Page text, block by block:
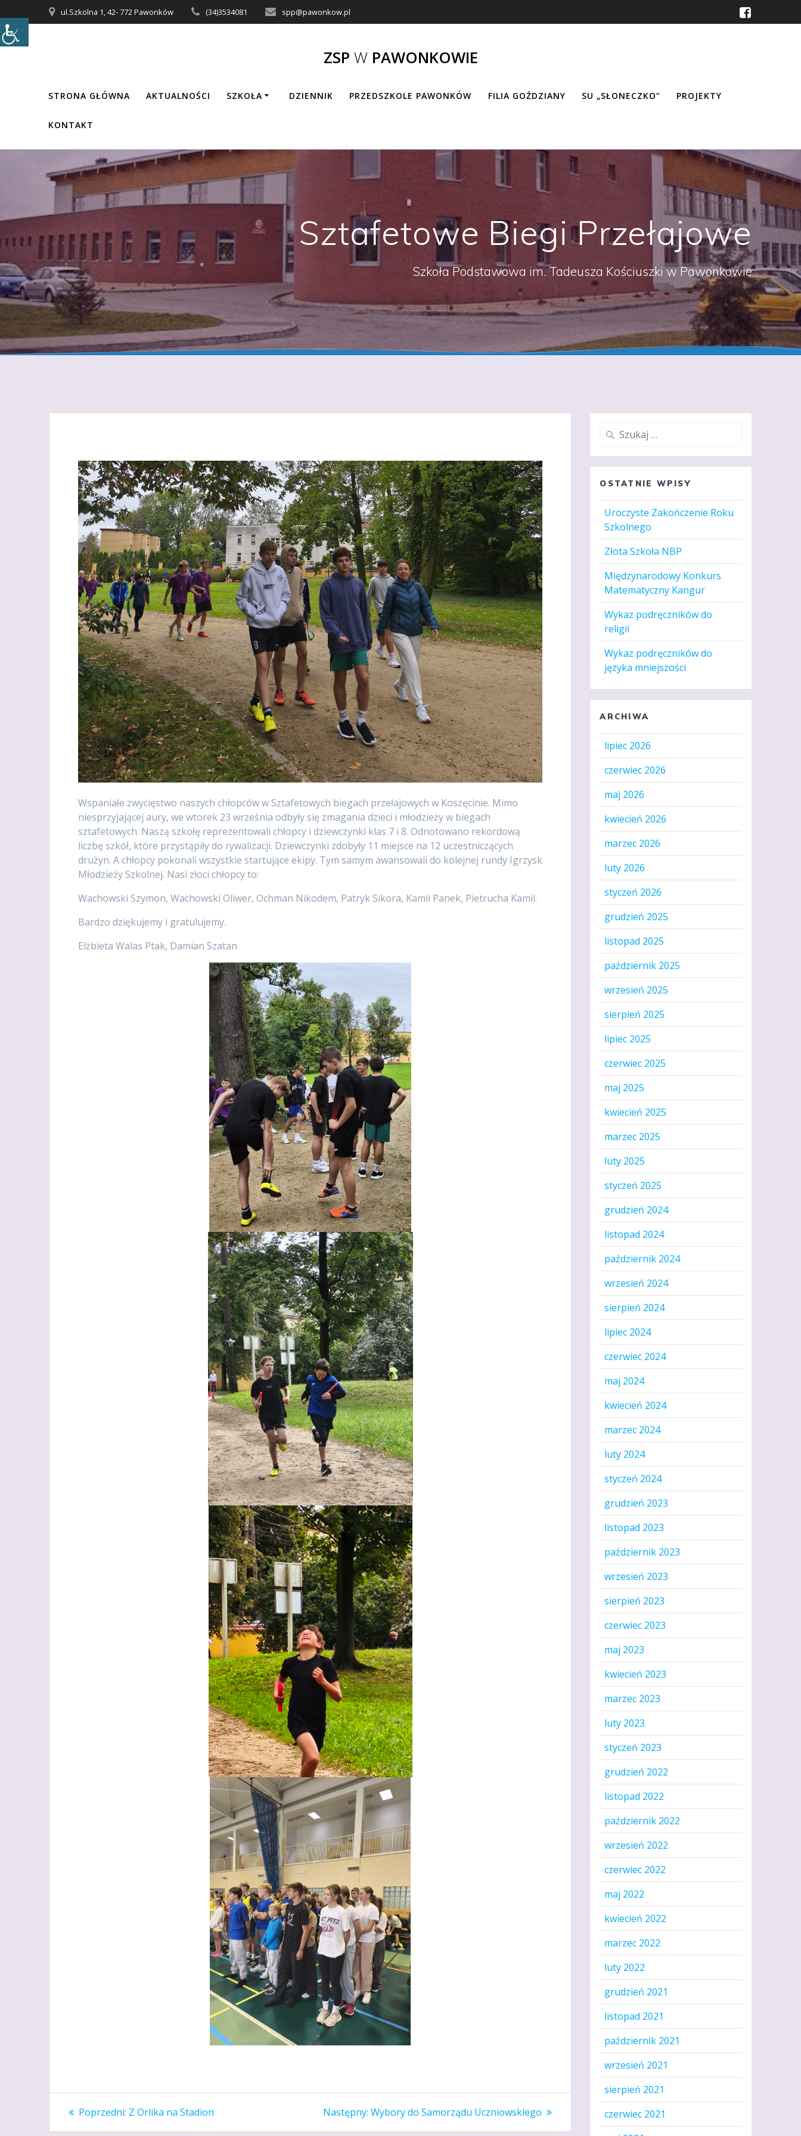
do
treści
ul.Szkolna 1, 42- 772 Pawonków (34)3534081 spp@pawonkow.pl
ZSP W PAWONKOWIE
STRONA GŁÓWNA AKTUALNOŚCI SZKOŁA DZIENNIK PRZEDSZKOLE PAWONKÓW FILIA GOŹDZIANY SU „SŁONECZKO” PROJEKTY
KONTAKT
Sztafetowe Biegi Przełajowe
Szkoła Podstawowa im. Tadeusza Kościuszki w Pawonkowie
Wspaniałe zwycięstwo naszych chłopców w Sztafetowych biegach przełajowych w Koszęcinie. Mimo
niesprzyjającej aury, we wtorek 23 września odbyły się zmagania dzieci i młodzieży w biegach
sztafetowych. Naszą szkołę reprezentowali chłopcy i dziewczynki klas 7 i 8. Odnotowano rekordową
liczbę szkół, które przystąpiły do rywalizacji. Dziewczynki zdobyły 11 miejsce na 12 uczestniczących
drużyn. A chłopcy pokonali wszystkie startujące ekipy. Tym samym awansowali do kolejnej rundy Igrzysk
Młodzieży Szkolnej. Nasi złoci chłopcy to:
Wachowski Szymon, Wachowski Oliwer, Ochman Nikodem, Patryk Sikora, Kamil Panek, Pietrucha Kamil.
Bardzo dziękujemy i gratulujemy.
Elżbieta Walas Ptak, Damian Szatan
Nawigacja
Poprzedni: Poprzedni
Z Orlika na Stadion Następny: Następny
Wybory do Samorządu Uczniowskiego
Szukaj:
OSTATNIE WPISY
Uroczyste Zakończenie Roku
Szkolnego
Złota Szkoła NBP
Międzynarodowy Konkurs
Matematyczny Kangur
Wykaz podręczników do
religii
Wykaz podręczników do
języka mniejszości
ARCHIWA
lipiec 2026
czerwiec 2026
maj 2026
kwiecień 2026
marzec 2026
luty 2026
styczeń 2026
grudzień 2025
listopad 2025
październik 2025
wrzesień 2025
sierpień 2025
lipiec 2025
czerwiec 2025
maj 2025
kwiecień 2025
marzec 2025
luty 2025
styczeń 2025
grudzień 2024
listopad 2024
październik 2024
wrzesień 2024
sierpień 2024
lipiec 2024
czerwiec 2024
maj 2024
kwiecień 2024
marzec 2024
luty 2024
styczeń 2024
grudzień 2023
listopad 2023
październik 2023
wrzesień 2023
sierpień 2023
czerwiec 2023
maj 2023
kwiecień 2023
marzec 2023
luty 2023
styczeń 2023
grudzień 2022
listopad 2022
październik 2022
wrzesień 2022
czerwiec 2022
maj 2022
kwiecień 2022
marzec 2022
luty 2022
grudzień 2021
listopad 2021
październik 2021
wrzesień 2021
sierpień 2021
czerwiec 2021